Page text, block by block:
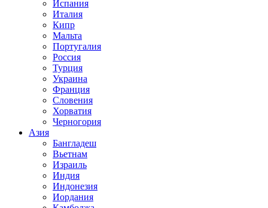
Испания
Италия
Кипр
Мальта
Португалия
Россия
Турция
Украина
Франция
Словения
Хорватия
Черногория
Азия
Бангладеш
Вьетнам
Израиль
Индия
Индонезия
Иордания